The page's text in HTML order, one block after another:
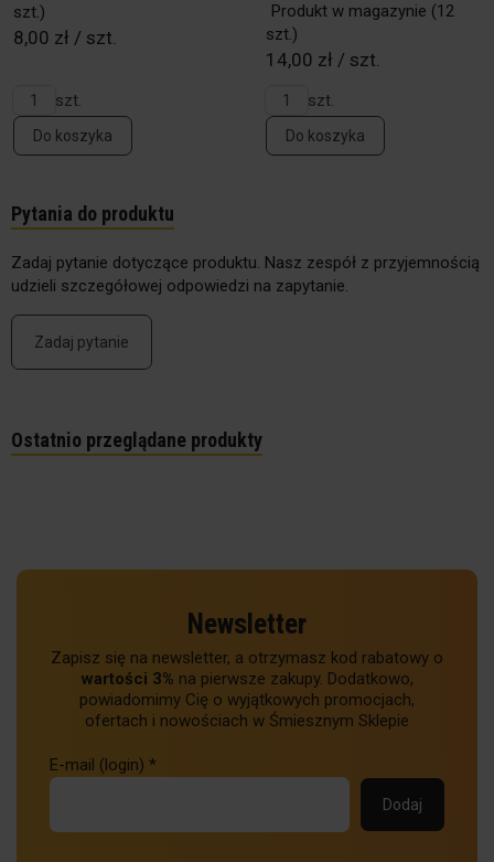
szt.)
8,00 zł / szt.
szt.
Do koszyka
Produkt w magazynie (12
szt.)
14,00 zł / szt.
szt.
Do koszyka
Pytania do produktu
Zadaj pytanie dotyczące produktu. Nasz zespół z przyjemnością
udzieli szczegółowej odpowiedzi na zapytanie.
Zadaj pytanie
Ostatnio przeglądane produkty
Newsletter
Zapisz się na newsletter, a otrzymasz kod rabatowy o
wartości 3% na pierwsze zakupy. Dodatkowo,
powiadomimy Cię o wyjątkowych promocjach,
ofertach i nowościach w Śmiesznym Sklepie
E-mail (login) *